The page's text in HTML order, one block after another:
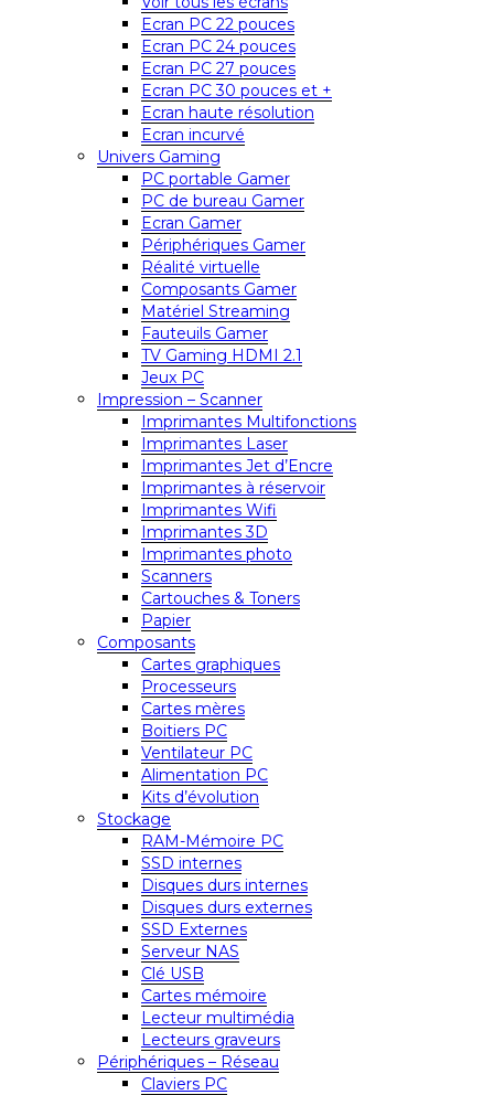
Ecran PC 22 pouces
Ecran PC 24 pouces
Ecran PC 27 pouces
Ecran PC 30 pouces et +
Ecran haute résolution
Ecran incurvé
Univers Gaming
PC portable Gamer
PC de bureau Gamer
Ecran Gamer
Périphériques Gamer
Réalité virtuelle
Composants Gamer
Matériel Streaming
Fauteuils Gamer
TV Gaming HDMI 2.1
Jeux PC
Impression – Scanner
Imprimantes Multifonctions
Imprimantes Laser
Imprimantes Jet d’Encre
Imprimantes à réservoir
Imprimantes Wifi
Imprimantes 3D
Imprimantes photo
Scanners
Cartouches & Toners
Papier
Composants
Cartes graphiques
Processeurs
Cartes mères
Boitiers PC
Ventilateur PC
Alimentation PC
Kits d’évolution
Stockage
RAM-Mémoire PC
SSD internes
Disques durs internes
Disques durs externes
SSD Externes
Serveur NAS
Clé USB
Cartes mémoire
Lecteur multimédia
Lecteurs graveurs
Périphériques – Réseau
Claviers PC